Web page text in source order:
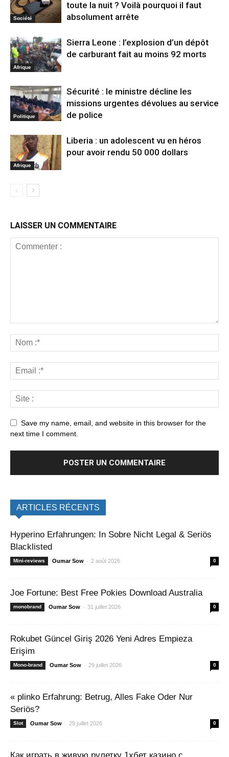
Société
toute la nuit ? Voilà pourquoi il faut
absolument arrête
Afrique
Sierra Leone : l’explosion d’un dépôt
de carburant fait au moins 92 morts
Politique
Sécurité : le ministre décline les
missions urgentes dévolues au service
de police
Afrique
Liberia : un adolescent vu en héros
pour avoir rendu 50 000 dollars
LAISSER UN COMMENTAIRE
Save my name, email, and website in this browser for the
next time I comment.
ARTICLES RÉCENTS
Hyperino Erfahrungen: In Sobre Nicht Legal & Seriös
Blacklisted
Mini-reviews Oumar Sow - 2 août 2026 0
Joe Fortune: Best Free Pokies Download Australia
monobrand Oumar Sow - 31 juillet 2026 0
Rokubet Güncel Giriş 2026 Yeni Adres Empieza
Erişim
Mono-brand Oumar Sow - 29 juillet 2026 0
« plinko Erfahrung: Betrug, Alles Fake Oder Nur
Seriös?
Slot Oumar Sow - 29 juillet 2026 0